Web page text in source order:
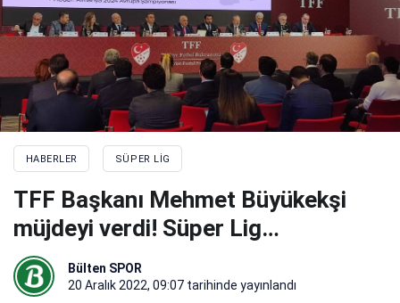
HABERLER SÜPER LIG
TFF Başkanı Mehmet Büyükekşi
müjdeyi verdi! Süper Lig…
Bülten SPOR
20 Aralık 2022, 09:07 tarihinde yayınlandı